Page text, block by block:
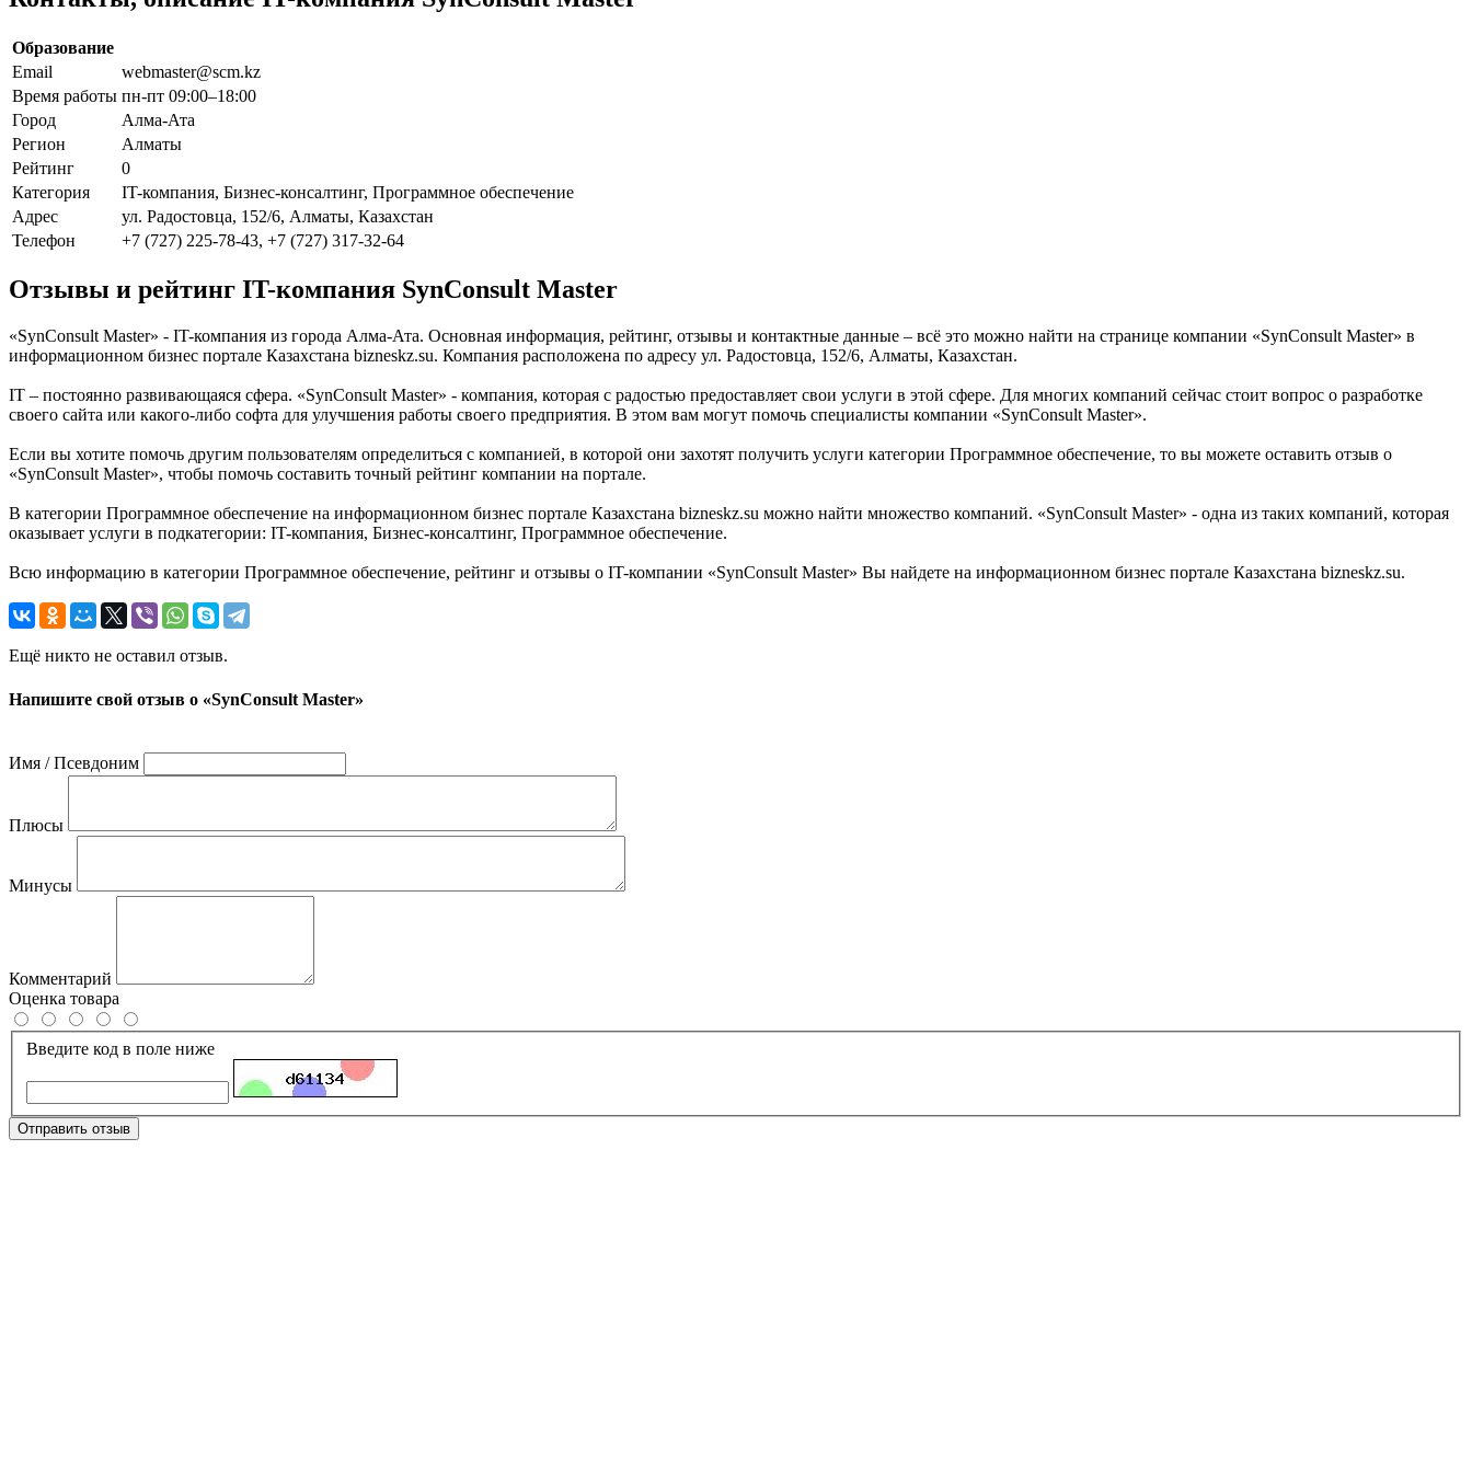
Образование
Email
webmaster@scm.kz
Время работы пн-пт 09:00–18:00
Город
Алма-Ата
Регион
Алматы
Рейтинг
0
Категория
IT-компания, Бизнес-консалтинг, Программное обеспечение
Адрес
ул. Радостовца, 152/6, Алматы, Казахстан
Телефон
+7 (727) 225-78-43, +7 (727) 317-32-64
Отзывы и рейтинг IT-компания SynConsult Master
«SynConsult Master» - IT-компания из города Алма-Ата. Основная информация, рейтинг, отзывы и контактные данные – всё это можно найти на странице компании «SynConsult Master» в
информационном бизнес портале Казахстана bizneskz.su. Компания расположена по адресу ул. Радостовца, 152/6, Алматы, Казахстан.
IT – постоянно развивающаяся сфера. «SynConsult Master» - компания, которая с радостью предоставляет свои услуги в этой сфере. Для многих компаний сейчас стоит вопрос о разработке
своего сайта или какого-либо софта для улучшения работы своего предприятия. В этом вам могут помочь специалисты компании «SynConsult Master».
Если вы хотите помочь другим пользователям определиться с компанией, в которой они захотят получить услуги категории Программное обеспечение, то вы можете оставить отзыв о
«SynConsult Master», чтобы помочь составить точный рейтинг компании на портале.
В категории Программное обеспечение на информационном бизнес портале Казахстана bizneskz.su можно найти множество компаний. «SynConsult Master» - одна из таких компаний, которая
оказывает услуги в подкатегории: IT-компания, Бизнес-консалтинг, Программное обеспечение.
Всю информацию в категории Программное обеспечение, рейтинг и отзывы о IT-компании «SynConsult Master» Вы найдете на информационном бизнес портале Казахстана bizneskz.su.
Ещё никто не оставил отзыв.
Напишите свой отзыв о «SynConsult Master»
Имя / Псевдоним
Плюсы
Минусы
Комментарий
Оценка товара
Введите код в поле ниже
Отправить отзыв